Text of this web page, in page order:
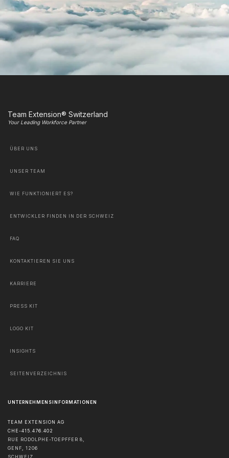
Team Extension® Switzerland
Your Leading Workforce Partner
ÜBER UNS
UNSER TEAM
WIE FUNKTIONIERT ES?
ENTWICKLER FINDEN IN DER SCHWEIZ
FAQ
KONTAKTIEREN SIE UNS
KARRIERE
PRESS KIT
LOGO KIT
INSIGHTS
SEITENVERZEICHNIS
UNTERNEHMENSINFORMATIONEN
TEAM EXTENSION AG
CHE-415.476.402
RUE RODOLPHE-TOEPFFER 8,
GENF, 1206